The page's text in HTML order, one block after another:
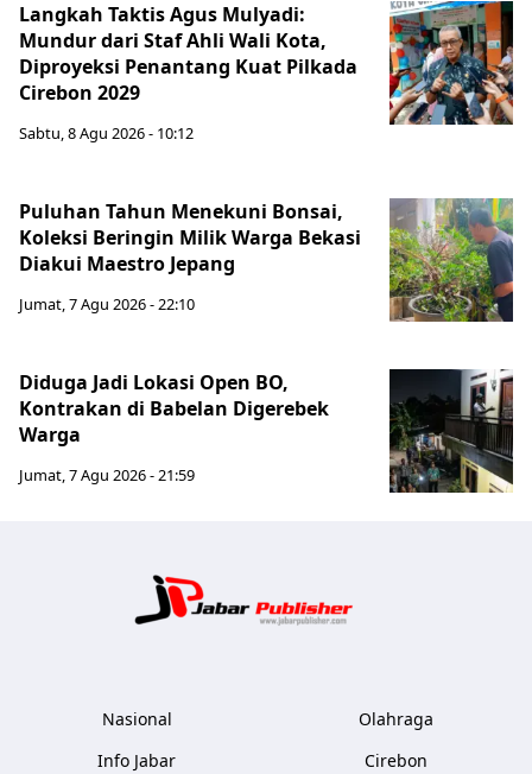
Langkah Taktis Agus Mulyadi:
Mundur dari Staf Ahli Wali Kota,
Diproyeksi Penantang Kuat Pilkada
Cirebon 2029
Sabtu, 8 Agu 2026 - 10:12
Puluhan Tahun Menekuni Bonsai,
Koleksi Beringin Milik Warga Bekasi
Diakui Maestro Jepang
Jumat, 7 Agu 2026 - 22:10
Diduga Jadi Lokasi Open BO,
Kontrakan di Babelan Digerebek
Warga
Jumat, 7 Agu 2026 - 21:59
Nasional
Info Jabar
Olahraga
Cirebon